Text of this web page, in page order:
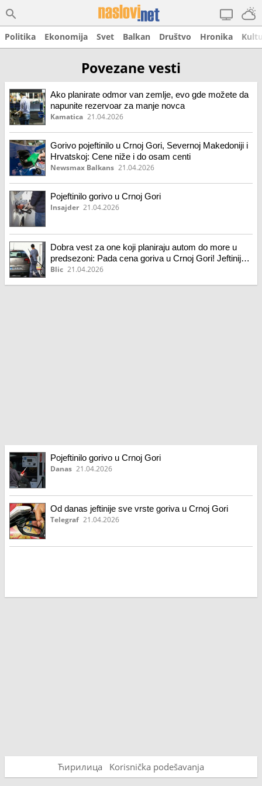
Politika Ekonomija Svet Balkan Društvo Hronika
Povezane vesti
Ako planirate odmor van zemlje, evo gde možete da
napunite rezervoar za manje novca
Kamatica 21.04.2026
Gorivo pojeftinilo u Crnoj Gori, Severnoj Makedoniji i
Hrvatskoj: Cene niže i do osam centi
Newsmax Balkans 21.04.2026
Pojeftinilo gorivo u Crnoj Gori
Insajder 21.04.2026
Dobra vest za one koji planiraju autom do more u
predsezoni: Pada cena goriva u Crnoj Gori! Jeftinije
za dva do osam centi
Blic 21.04.2026
Pojeftinilo gorivo u Crnoj Gori
Danas 21.04.2026
Od danas jeftinije sve vrste goriva u Crnoj Gori
Telegraf 21.04.2026
Ћирилица Korisnička podešavanja